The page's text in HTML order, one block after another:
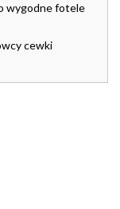
wygodne fotele
cewki